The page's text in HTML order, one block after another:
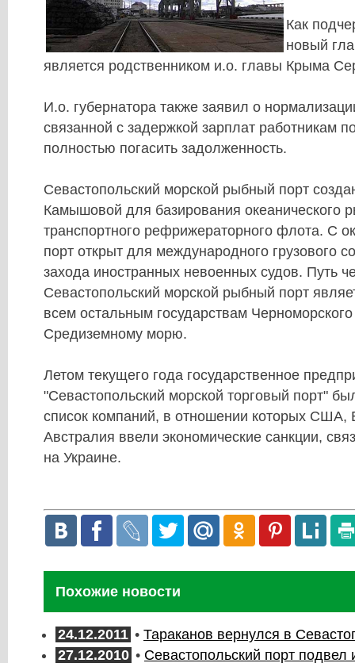
Как
новый
является родственником и.о. главы Крыма
И.о. губернатора также заявил о
связанной с задержкой зарплат работникам
полностью погасить задолженность.
Севастопольский морской рыбный порт
Камышовой для базирования океанического
транспортного рефрижераторного флота. С
порт открыт для международного грузового
захода иностранных невоенных судов. Путь
Севастопольский морской рыбный порт
всем остальным государствам
Средиземному морю.
Летом текущего года государственное
"Севастопольский морской торговый порт"
список компаний, в отношении которых США,
Австралия ввели экономические санкции,
на Украине.
Похожие новости
24.12.2011 • Тараканов вернулся в
27.12.2010 • Севастопольский порт подвел